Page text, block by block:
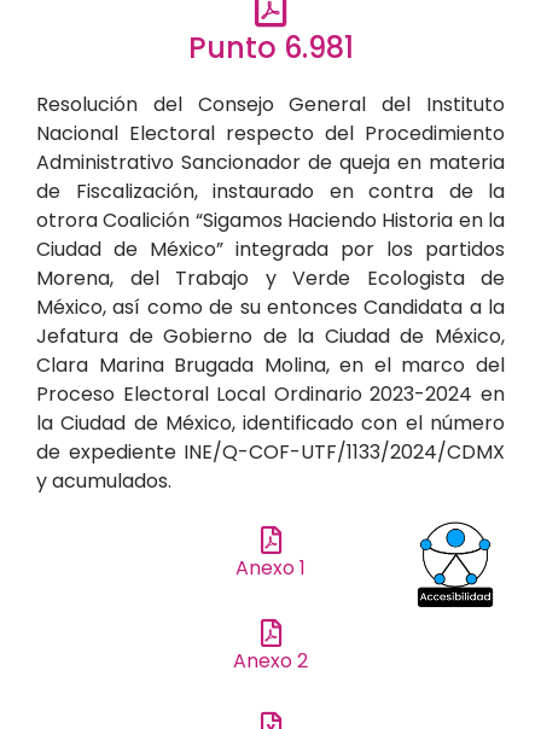
Punto 6.981
Resolución del Consejo General del Instituto
Nacional Electoral respecto del Procedimiento
Administrativo Sancionador de queja en materia
de Fiscalización, instaurado en contra de la
otrora Coalición “Sigamos Haciendo Historia en la
Ciudad de México” integrada por los partidos
Morena, del Trabajo y Verde Ecologista de
México, así como de su entonces Candidata a la
Jefatura de Gobierno de la Ciudad de México,
Clara Marina Brugada Molina, en el marco del
Proceso Electoral Local Ordinario 2023-2024 en
la Ciudad de México, identificado con el número
de expediente INE/Q-COF-UTF/1133/2024/CDMX
y acumulados.
Anexo 1
Anexo 2